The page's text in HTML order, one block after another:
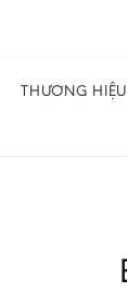
THƯƠNG HIỆU